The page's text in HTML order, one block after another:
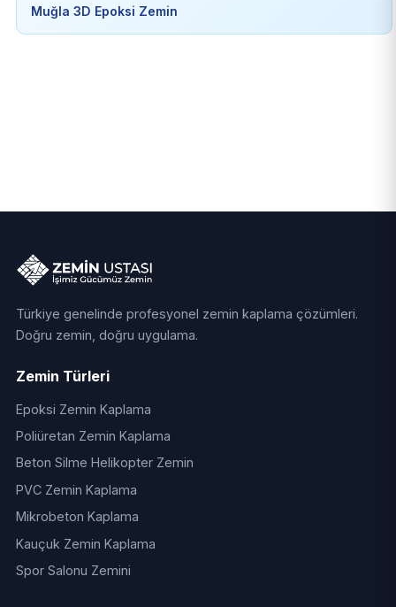
Muğla 3D Epoksi Zemin
Türkiye genelinde profesyonel zemin kaplama çözümleri.
Doğru zemin, doğru uygulama.
Zemin Türleri
Epoksi Zemin Kaplama
Poliüretan Zemin Kaplama
Beton Silme Helikopter Zemin
PVC Zemin Kaplama
Mikrobeton Kaplama
Kauçuk Zemin Kaplama
Spor Salonu Zemini